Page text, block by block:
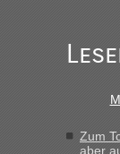
„Gestern 6
in Krakowez mit
Grenzübergang
schnellsten?
Zum
aber